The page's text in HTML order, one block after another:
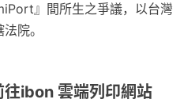
』間所生之爭議，以台灣
院。
ibon 雲端列印網站